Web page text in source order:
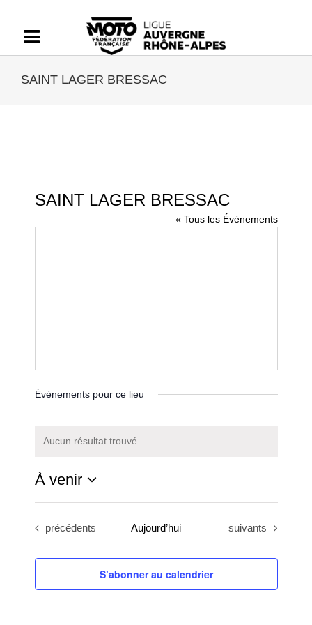
contenu
SAINT LAGER BRESSAC
SAINT LAGER BRESSAC
« Tous les Évènements
Évènements pour ce lieu
Notice
Aucun résultat trouvé.
À venir
Sélectionnez
uneÉvènements
précédents Aujourd’hui Évènements
suivants
S’abonner au calendrier